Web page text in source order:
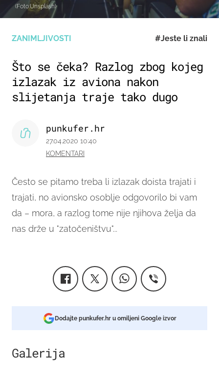
ZANIMLJIVOSTI #Jeste li znali
Što se čeka? Razlog zbog kojeg
izlazak iz aviona nakon
slijetanja traje tako dugo
Često se pitamo treba li izlazak doista trajati i
trajati, no avionsko osoblje odgovorilo bi vam
da – mora, a razlog tome nije njihova želja da
nas drže u "zatočeništvu"...
punkufer.hr
27.04.2020 10:40
KOMENTARI
(Foto:Unsplash)
Dodajte punkufer.hr u omiljeni Google izvor
Galerija